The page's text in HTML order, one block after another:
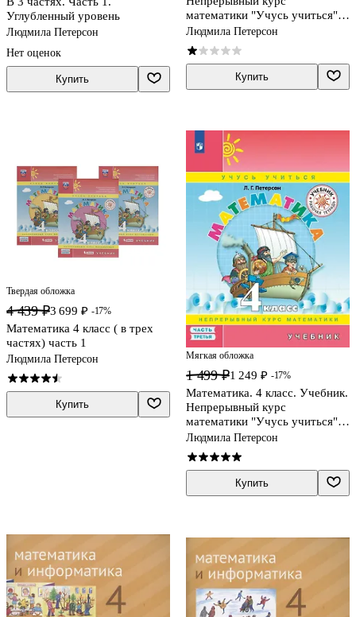
Углубленный уровень
Людмила Петерсон
Нет оценок
Купить
математики "Учусь учиться".
В трех частях. Часть вторая
Людмила Петерсон
Купить
Твердая обложка
4 439 ₽3 699 ₽ -17%
Математика 4 класс ( в трех
частях) часть 1
Людмила Петерсон
Купить
Мягкая обложка
1 499 ₽1 249 ₽ -17%
Математика. 4 класс. Учебник.
Непрерывный курс
математики "Учусь учиться".
В трех частях. Часть третья
Людмила Петерсон
Купить